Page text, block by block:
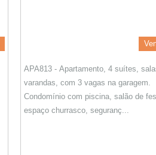
APA813 - Apartamento, 4 suítes,
varandas, com 3 vagas na garagem.
Condomínio com piscina, salão de
espaço churrasco, seguranç...